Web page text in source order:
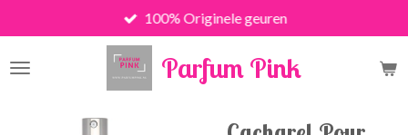
direct
naar
Parfum Pink
100% Originele geuren